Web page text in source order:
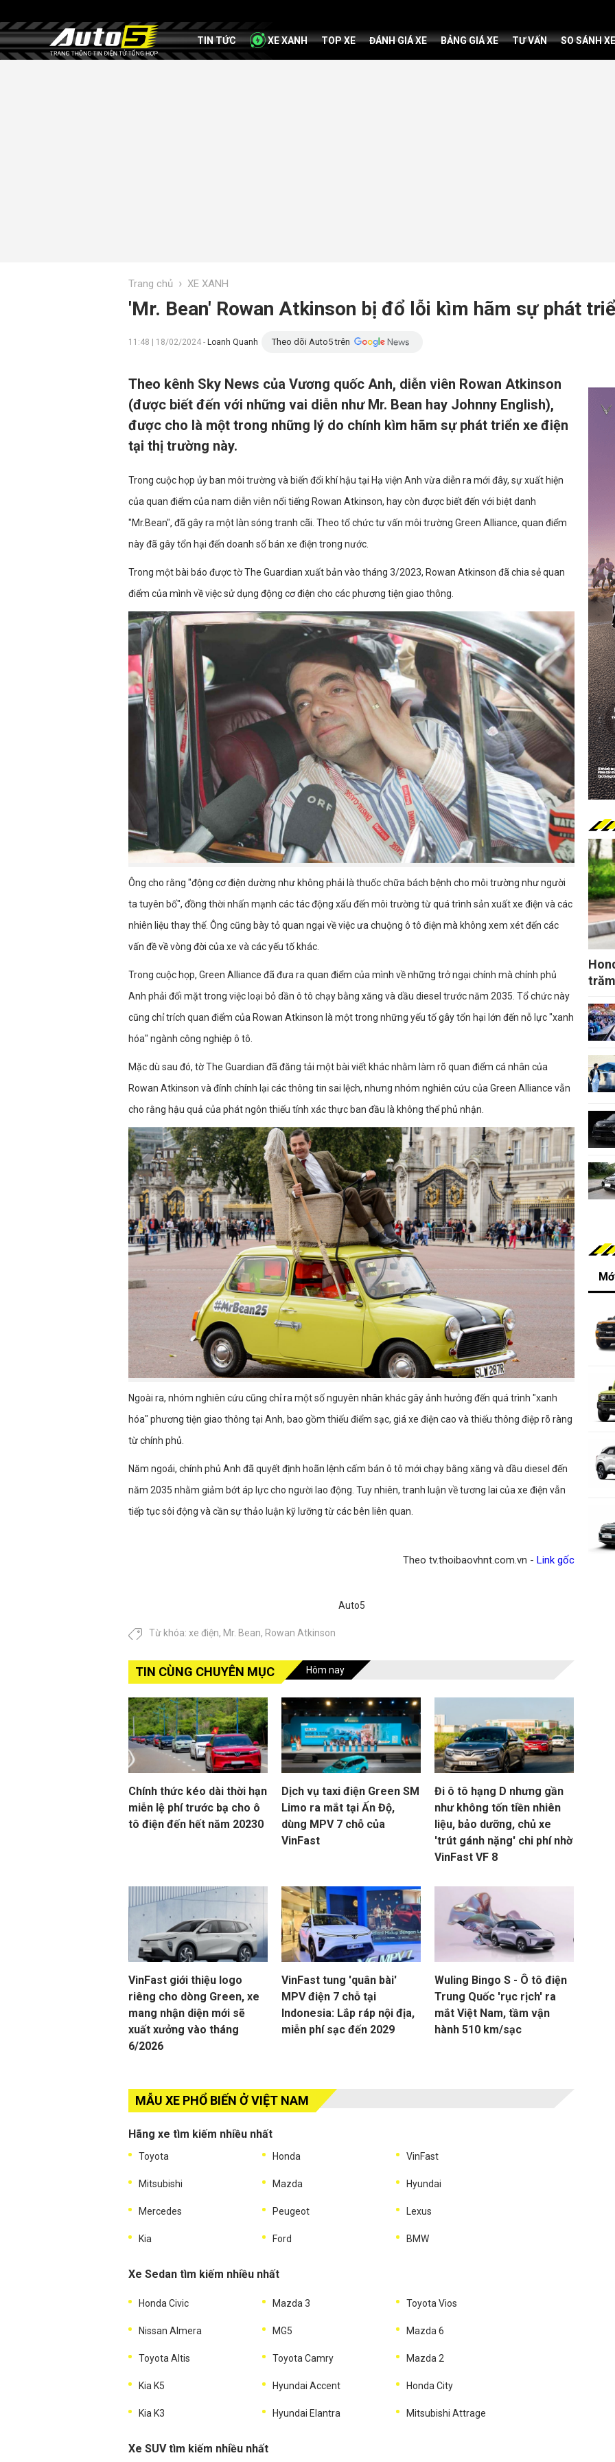
TIN TỨC XE XANH TOP XE ĐÁNH GIÁ XE BẢNG GIÁ XE TƯ VẤN SO SÁNH XE
Trang chủ › XE XANH
'Mr. Bean' Rowan Atkinson bị đổ lỗi kìm hãm sự phát
11:48 | 18/02/2024 - Loanh Quanh Theo dõi Auto5 trên
Theo kênh Sky News của Vương quốc Anh, diễn viên Rowan Atkinson
(được biết đến với những vai diễn như Mr. Bean hay Johnny English),
được cho là một trong những lý do chính kìm hãm sự phát triển xe điện
tại thị trường này.
Trong cuộc họp ủy ban môi trường và biến đổi khí hậu tại Hạ viện Anh vừa diễn ra mới đây, sự xuất hiện
của quan điểm của nam diễn viên nổi tiếng Rowan Atkinson, hay còn được biết đến với biệt danh
"Mr.Bean", đã gây ra một làn sóng tranh cãi. Theo tổ chức tư vấn môi trường Green Alliance, quan điểm
này đã gây tổn hại đến doanh số bán xe điện trong nước.
Trong một bài báo được tờ The Guardian xuất bản vào tháng 3/2023, Rowan Atkinson đã chia sẻ quan
điểm của mình về việc sử dụng động cơ điện cho các phương tiện giao thông.
Ông cho rằng "động cơ điện dường như không phải là thuốc chữa bách bệnh cho môi trường như người
ta tuyên bố", đồng thời nhấn mạnh các tác động xấu đến môi trường từ quá trình sản xuất xe điện và các
nhiên liệu thay thế. Ông cũng bày tỏ quan ngại về việc ưa chuộng ô tô điện mà không xem xét đến các
vấn đề về vòng đời của xe và các yếu tố khác.
Trong cuộc họp, Green Alliance đã đưa ra quan điểm của mình về những trở ngại chính mà chính phủ
Anh phải đối mặt trong việc loại bỏ dần ô tô chạy bằng xăng và dầu diesel trước năm 2035. Tổ chức này
cũng chỉ trích quan điểm của Rowan Atkinson là một trong những yếu tố gây tổn hại lớn đến nỗ lực "xanh
hóa" ngành công nghiệp ô tô.
Mặc dù sau đó, tờ The Guardian đã đăng tải một bài viết khác nhằm làm rõ quan điểm cá nhân của
Rowan Atkinson và đính chính lại các thông tin sai lệch, nhưng nhóm nghiên cứu của Green Alliance vẫn
cho rằng hậu quả của phát ngôn thiếu tính xác thực ban đầu là không thể phủ nhận.
Ngoài ra, nhóm nghiên cứu cũng chỉ ra một số nguyên nhân khác gây ảnh hưởng đến quá trình "xanh
hóa" phương tiện giao thông tại Anh, bao gồm thiếu điểm sạc, giá xe điện cao và thiếu thông điệp rõ ràng
từ chính phủ.
Năm ngoái, chính phủ Anh đã quyết định hoãn lệnh cấm bán ô tô mới chạy bằng xăng và dầu diesel đến
năm 2035 nhằm giảm bớt áp lực cho người lao động. Tuy nhiên, tranh luận về tương lai của xe điện vẫn
tiếp tục sôi động và cần sự thảo luận kỹ lưỡng từ các bên liên quan.
Theo tv.thoibaovhnt.com.vn - Link gốc
Auto5
Từ khóa: xe điện, Mr. Bean, Rowan Atkinson
TIN CÙNG CHUYÊN MỤC Hôm nay
Chính thức kéo dài thời hạn
miễn lệ phí trước bạ cho ô
tô điện đến hết năm 20230
Dịch vụ taxi điện Green SM
Limo ra mắt tại Ấn Độ,
dùng MPV 7 chỗ của
VinFast
Đi ô tô hạng D nhưng gần
như không tốn tiền nhiên
liệu, bảo dưỡng, chủ xe
'trút gánh nặng' chi phí nhờ
VinFast VF 8
VinFast giới thiệu logo
riêng cho dòng Green, xe
mang nhận diện mới sẽ
xuất xưởng vào tháng
6/2026
VinFast tung 'quân bài'
MPV điện 7 chỗ tại
Indonesia: Lắp ráp nội địa,
miễn phí sạc đến 2029
Wuling Bingo S - Ô tô điện
Trung Quốc 'rục rịch' ra
mắt Việt Nam, tầm vận
hành 510 km/sạc
MẪU XE PHỔ BIẾN Ở VIỆT NAM
Hãng xe tìm kiếm nhiều nhất
Toyota Honda VinFast
Mitsubishi Mazda Hyundai
Mercedes Peugeot Lexus
Kia Ford BMW
Xe Sedan tìm kiếm nhiều nhất
Honda Civic Mazda 3 Toyota Vios
Nissan Almera MG5 Mazda 6
Toyota Altis Toyota Camry Mazda 2
Kia K5 Hyundai Accent Honda City
Kia K3 Hyundai Elantra Mitsubishi Attrage
Xe SUV tìm kiếm nhiều nhất